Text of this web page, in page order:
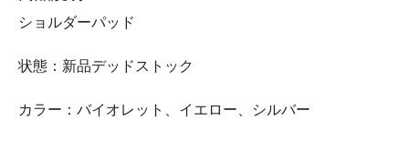
ショルダーパッド
状態：新品デッドストック
カラー：バイオレット、イエロー、シルバー